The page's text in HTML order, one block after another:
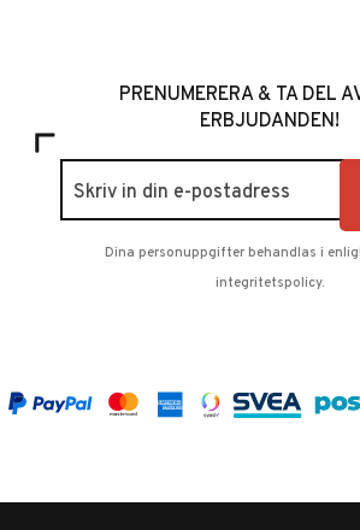
PRENUMERERA & TA DEL
ERBJUDANDEN!
Dina personuppgifter behandlas i
integritetspolicy.